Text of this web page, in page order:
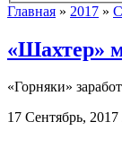
Главная » 2017 »
«Шахтер»
«Горняки»
17 Сентябрь, 2017